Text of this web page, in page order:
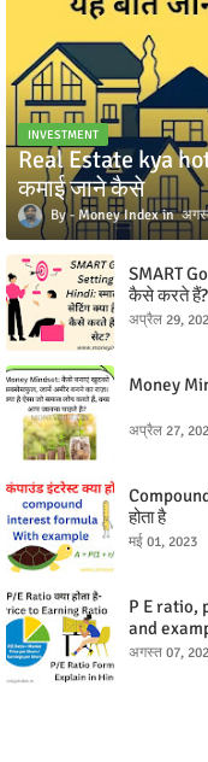
INVESTMENT
Real Estate kya
कमाई जाने कैसे
Money Index
SMART
कैसे करते हैं?
अप्रैल 29,
Money
अप्रैल 27,
होता है
मई 01, 2023
P E ratio,
and
अगस्त 07,